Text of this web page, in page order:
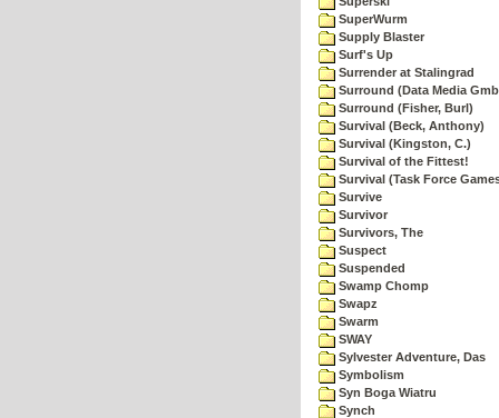
SuperWurm
Supply Blaster
Surf's Up
Surrender at Stalingrad
Surround (Data Media
Surround (Fisher, Burl)
Survival (Beck, Anthony)
Survival (Kingston, C.)
Survival of the Fittest!
Survival (Task Force
Survive
Survivor
Survivors, The
Suspect
Suspended
Swamp Chomp
Swapz
Swarm
SWAY
Sylvester Adventure, Das
Symbolism
Syn Boga Wiatru
Synch